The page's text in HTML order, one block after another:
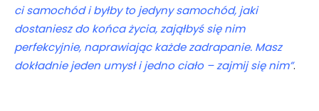
ci samochód i byłby to jedyny samochód, jaki
dostaniesz do końca życia, zająłbyś się nim
perfekcyjnie, naprawiając każde zadrapanie. Masz
dokładnie jeden umysł i jedno ciało – zajmij się nim”.